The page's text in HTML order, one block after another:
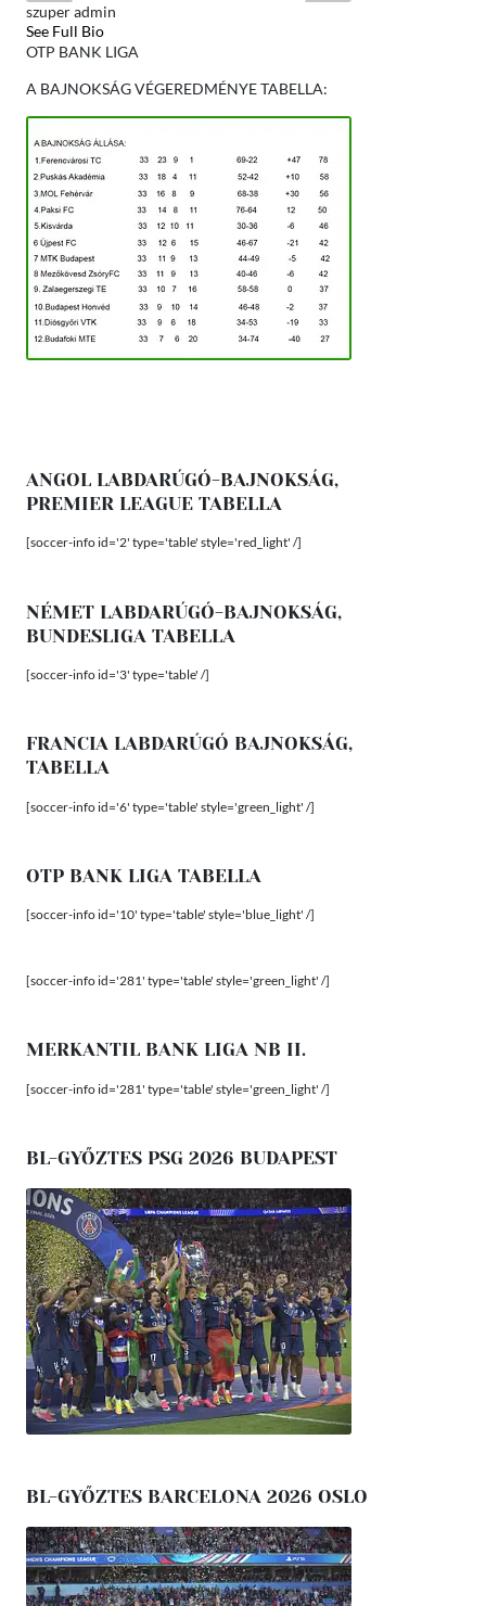
szuper admin
See Full Bio
OTP BANK LIGA
A BAJNOKSÁG VÉGEREDMÉNYE TABELLA:
ANGOL LABDARÚGÓ-BAJNOKSÁG,
PREMIER LEAGUE TABELLA
[soccer-info id='2' type='table' style='red_light' /]
NÉMET LABDARÚGÓ-BAJNOKSÁG,
BUNDESLIGA TABELLA
[soccer-info id='3' type='table' /]
FRANCIA LABDARÚGÓ BAJNOKSÁG,
TABELLA
[soccer-info id='6' type='table' style='green_light' /]
OTP BANK LIGA TABELLA
[soccer-info id='10' type='table' style='blue_light' /]
[soccer-info id='281' type='table' style='green_light' /]
MERKANTIL BANK LIGA NB II.
[soccer-info id='281' type='table' style='green_light' /]
BL-GYŐZTES PSG 2026 BUDAPEST
BL-GYŐZTES BARCELONA 2026 OSLO